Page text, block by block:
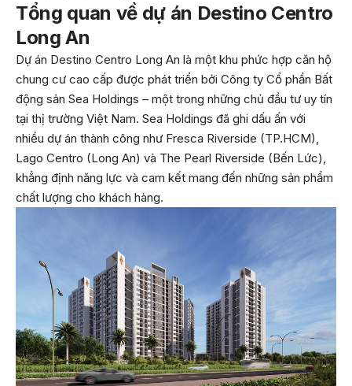
Tổng quan về dự án Destino Centro
Long An
Dự án Destino Centro Long An là một khu phức hợp căn hộ
chung cư cao cấp được phát triển bởi Công ty Cổ phần Bất
động sản Sea Holdings – một trong những chủ đầu tư uy tín
tại thị trường Việt Nam. Sea Holdings đã ghi dấu ấn với
nhiều dự án thành công như Fresca Riverside (TP.HCM),
Lago Centro (Long An) và The Pearl Riverside (Bến Lức),
khẳng định năng lực và cam kết mang đến những sản phẩm
chất lượng cho khách hàng.